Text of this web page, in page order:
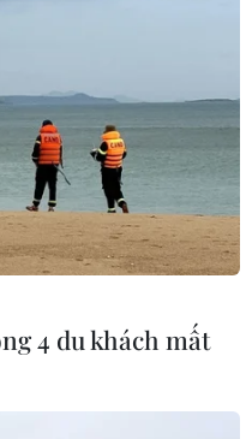
4 du khách mất